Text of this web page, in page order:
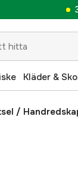
Kläder &
/